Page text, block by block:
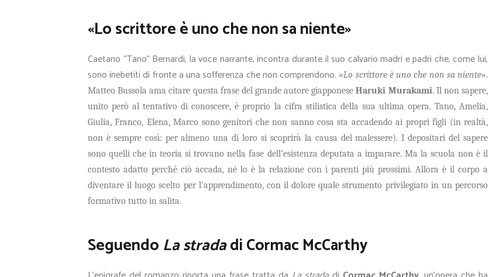
«Lo scrittore è uno che non sa niente»
Caetano “Tano” Bernardi, la voce narrante, incontra durante il suo calvario madri e padri che, come lui,
sono inebetiti di fronte a una sofferenza che non comprendono. «Lo scrittore è uno che non sa niente».
Matteo Bussola ama citare questa frase del grande autore giapponeseHaruki Murakami. Il non sapere,
unito però al tentativo di conoscere, è proprio la cifra stilistica della sua ultima opera. Tano, Amelia,
Giulia, Franco, Elena, Marco sono genitori che non sanno cosa sta accadendo ai propri figli (in realtà,
non è sempre così: per almeno una di loro si scoprirà la causa del malessere). I depositari del sapere
sono quelli che in teoria si trovano nella fase dell’esistenza deputata a imparare. Ma la scuola non è il
contesto adatto perché ciò accada, né lo è la relazione con i parenti più prossimi. Allora è il corpo a
diventare il luogo scelto per l’apprendimento, con il dolore quale strumento privilegiato in un percorso
formativo tutto in salita.
Seguendo La stradadi Cormac McCarthy